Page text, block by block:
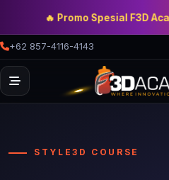
🔥 Promo Spesial F3D
+62 857-4116-4143
STYLE3D COURSE